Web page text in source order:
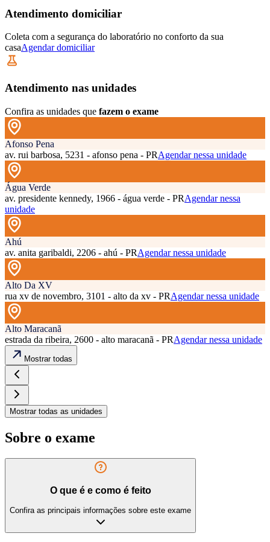
Atendimento domiciliar
Coleta com a segurança do laboratório no conforto da sua
casaAgendar domiciliar
Atendimento nas unidades
Confira as unidades que fazem o exame
Afonso Pena
av. rui barbosa, 5231 - afonso pena - PRAgendar nessa unidade
Água Verde
av. presidente kennedy, 1966 - água verde - PRAgendar nessa
unidade
Ahú
av. anita garibaldi, 2206 - ahú - PRAgendar nessa unidade
Alto Da XV
rua xv de novembro, 3101 - alto da xv - PRAgendar nessa unidade
Alto Maracanã
estrada da ribeira, 2600 - alto maracanã - PRAgendar nessa unidade
Mostrar todas
Mostrar todas as unidades
Sobre o exame
O que é e como é feito
Confira as principais informações sobre este exame